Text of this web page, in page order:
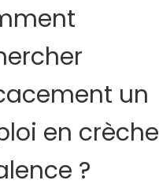
un
en crèche
?